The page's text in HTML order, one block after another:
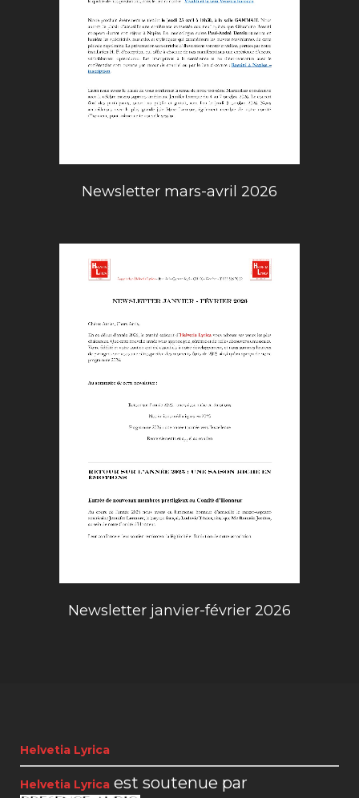
Newsletter mars-avril 2026
Newsletter janvier-février 2026
Helvetia Lyrica
Helvetia Lyrica est soutenue par